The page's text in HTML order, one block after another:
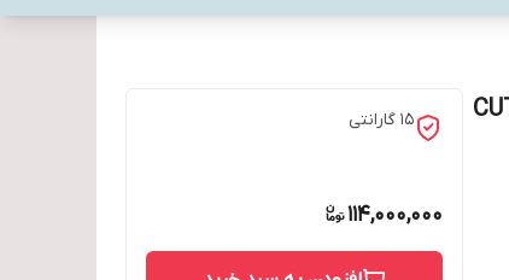
15 گارانتی
114,000,000